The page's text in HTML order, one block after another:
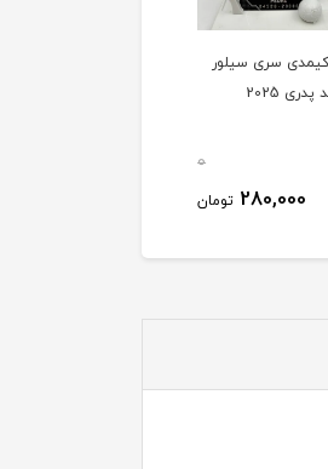
سری سیلور
2025
0
280,000 تومان